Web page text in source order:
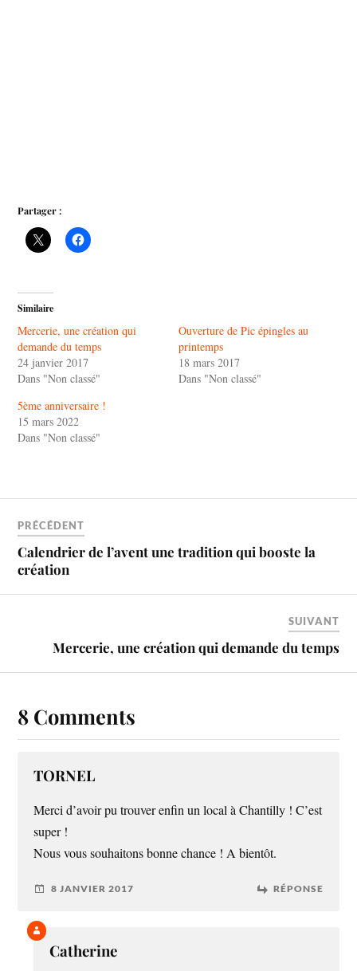
Partager :
Similaire
Mercerie, une création qui
demande du temps
24 janvier 2017
Dans "Non classé"
Ouverture de Pic épingles au
printemps
18 mars 2017
Dans "Non classé"
5ème anniversaire !
15 mars 2022
Dans "Non classé"
PRÉCÉDENT
Calendrier de l’avent une tradition qui booste la
création
SUIVANT
Mercerie, une création qui demande du temps
8 Comments
TORNEL
Merci d’avoir pu trouver enfin un local à Chantilly ! C’est
super !
Nous vous souhaitons bonne chance ! A bientôt.
8 JANVIER 2017 RÉPONSE
Catherine